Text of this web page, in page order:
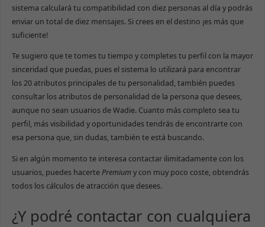
sistema calculará tu compatibilidad con diez personas al día y podrás
enviar un total de diez mensajes. Si crees en el destino ¡es más que
suficiente!
Te sugiero que te tomes tu tiempo y completes tu perfil con la mayor
sinceridad que puedas, pues el sistema lo utilizará para encontrar
los 20 atributos principales de tu personalidad, también puedes
consultar los atributos de personalidad de la persona que desees,
aunque no sean usuarios de Wadie. Cuanto más completo sea tu
perfil, más visibilidad y oportunidades tendrás de encontrarte con
esa persona que, sin dudas, también te está buscando.
Si en algún momento te interesa contactar ilimitadamente con los
usuarios, puedes hacertePremium y con muy poco coste, obtendrás
todos los cálculos de atracción que desees.
¿Y podré contactar con cualquiera